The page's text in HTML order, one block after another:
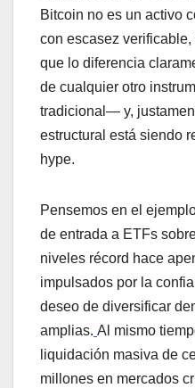
Bitcoin no es un activo
con escasez
que lo diferencia
de cualquier otro
tradicional— y,
estructural está siendo
hype.
Pensemos en el
de entrada a ETFs
niveles récord hace
impulsados por la
deseo de diversificar
amplias. Al mismo
liquidación masiva de
millones en mercados